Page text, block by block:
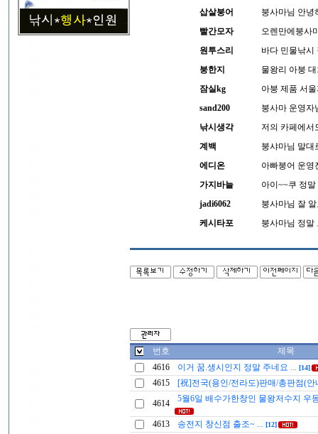
삽살붕어
붕사마님 안녕
빨간모자
오렌만에붕사
원투스리
바다 민물낚시
붕한지
물왕리 아붕
잠실kg
아붕 제품 서
sand200
붕사마 운영자
낚시생각
저의 카페에서
계백
붕샤마님 말대
에디온
아빠붕어 운영
가지바늘
아이~~쿠 정
jadi6062
붕사마님 잘
케시타포
붕사마님 정말
번호
제목
4616
이거 꿈.생시인지 정말 주네요 [14]
4615 [祝]전국(용인/전라도)판매/총판점(
4614 5월6일 배수가한창인 물왕저수지 우
4613 송전지 창신점 출조~ [12]